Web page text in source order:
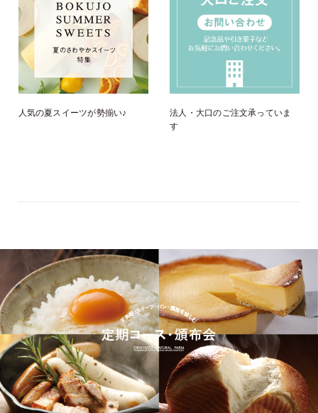
人気の夏スイーツが勢揃い♪
法人・大口のご注文承っていま
す